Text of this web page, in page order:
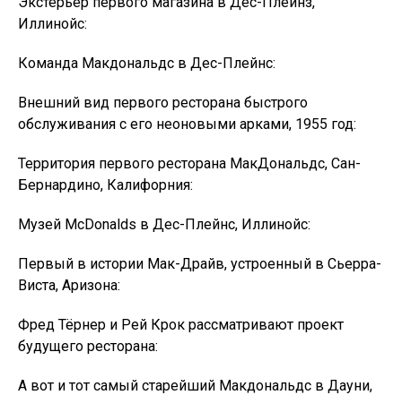
Иллинойс:
Команда Макдональдс в Дес-Плейнс:
Внешний вид первого ресторана быстрого
обслуживания с его неоновыми арками, 1955 год:
Территория первого ресторана МакДональдс, Сан-
Бернардино, Калифорния:
Музей McDonalds в Дес-Плейнс, Иллинойс:
Первый в истории Мак-Драйв, устроенный в Сьерра-
Виста, Аризона:
Фред Тёрнер и Рей Крок рассматривают проект
будущего ресторана:
А вот и тот самый старейший Макдональдс в Дауни,